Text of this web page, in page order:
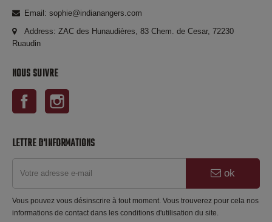
Email: sophie@indianangers.com
Address: ZAC des Hunaudières, 83 Chem. de Cesar, 72230
Ruaudin
NOUS SUIVRE
Facebook
LETTRE D'INFORMATIONS
ok
Vous pouvez vous désinscrire à tout moment. Vous trouverez pour cela nos
informations de contact dans les conditions d'utilisation du site.